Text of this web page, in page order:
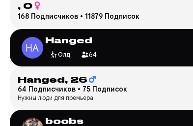
, 0
168 Подписчиков • 11879 Подписок
Hanged
Олд 64
Hanged, 26
64 Подписчиков • 75 Подписок
Нужны люди для премьера
boobs